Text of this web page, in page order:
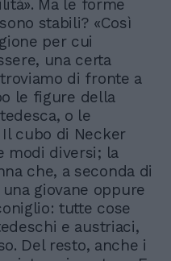
Ma le forme
stabili? «Così
per cui
una certa
di fronte a
le figure della
o le
cubo di Necker
modi diversi; la
che, a seconda di
giovane oppure
tutte cose
e austriaci,
Del resto, anche i